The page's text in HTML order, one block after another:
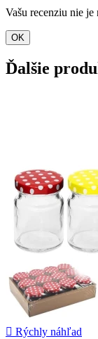
Vašu recenziu nie
OK
Ďalšie
 Rýchly náhľad